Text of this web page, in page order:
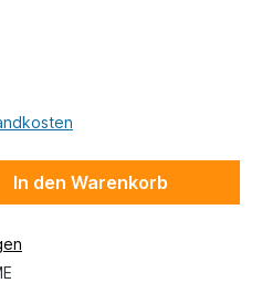
In den Warenkorb